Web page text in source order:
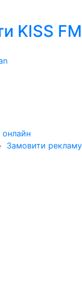
KISS FM
онлайн
Замовити рекламу